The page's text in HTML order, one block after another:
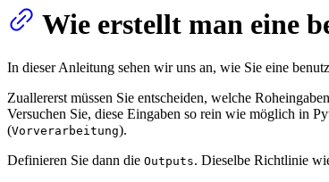
Wie erstellt man eine
In dieser Anleitung sehen wir uns an, wie Sie eine
Zuallererst müssen Sie entscheiden, welche
Versuchen Sie, diese Eingaben so rein wie möglich in
(Vorverarbeitung).
Definieren Sie dann die Outputs. Dieselbe Richtlinie